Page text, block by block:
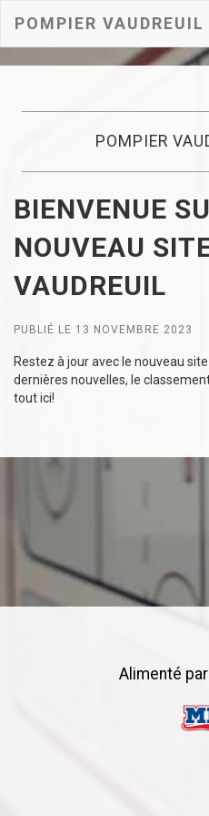
POMPIER VAUDREUIL
POMPIER
BIENVENUE
NOUVEAU
VAUDREUIL
PUBLIÉ LE 13 NOVEMBRE 2023
Restez à jour avec le nouveau
dernières nouvelles, le
tout ici!
Alimenté par